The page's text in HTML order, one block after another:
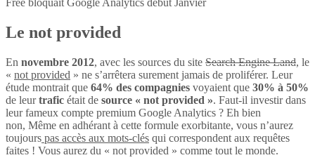
Free bloquait Google Analytics début Janvier
Le not provided
En novembre 2012, avec les sources du site Search Engine Land, le
« not provided » ne s’arrêtera surement jamais de proliférer. Leur
étude montrait que 64% des compagnies voyaient que 30% à 50%
de leurtrafic était de source « not provided ». Faut-il investir dans
leur fameux compte premium Google Analytics ? Eh bien
non, Même en adhérant à cette formule exorbitante, vous n’aurez
toujours pas accès aux mots-clés qui correspondent aux requêtes
faites ! Vous aurez du « not provided » comme tout le monde.